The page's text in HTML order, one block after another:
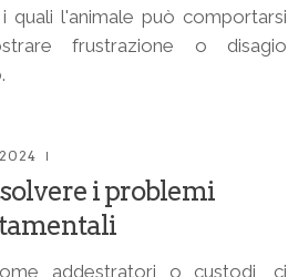
quali l'animale può comportarsi
frustrazione o disagio
i problemi
addestratori o custodi, ci